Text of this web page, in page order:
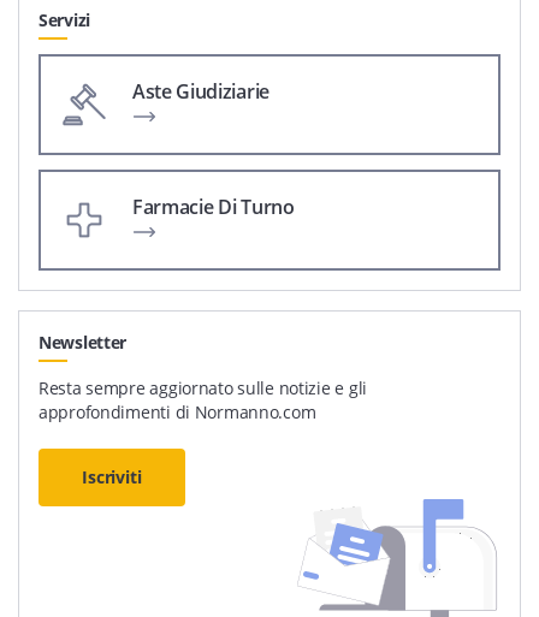
Servizi
Aste Giudiziarie
Farmacie Di Turno
Newsletter
Resta sempre aggiornato sulle notizie e gli
approfondimenti di Normanno.com
Iscriviti